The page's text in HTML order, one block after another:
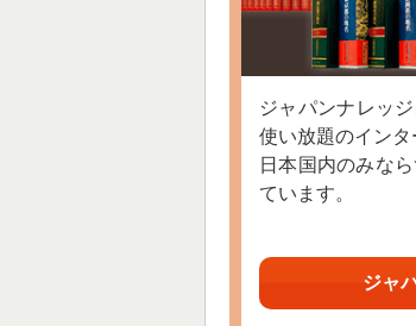
ジャパンナレッ
使い放題のインタ
日本国内のみな
ています。
ジャ